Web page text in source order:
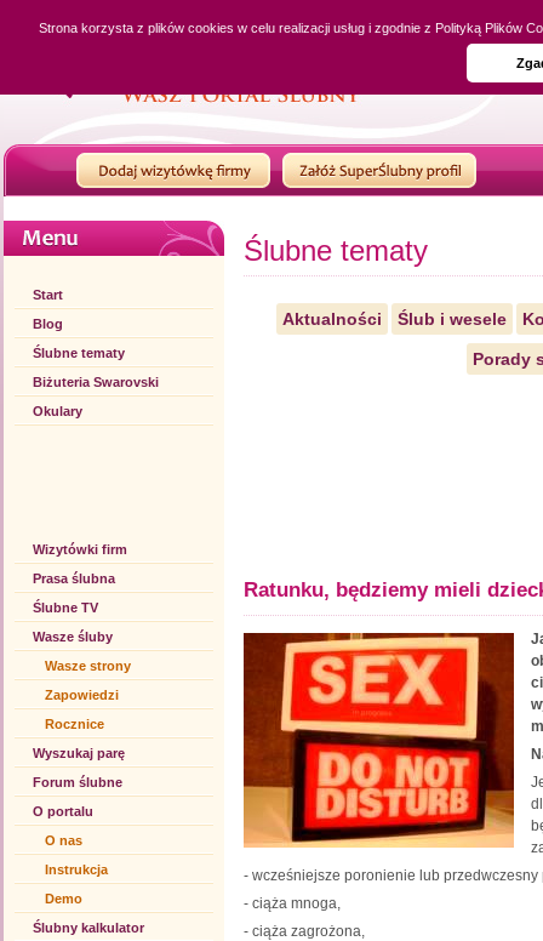
Start
Blog
Ślubne tematy
Biżuteria Swarovski
Okulary
Wizytówki firm
Prasa ślubna
Ślubne TV
Wasze śluby
Wasze strony
Zapowiedzi
Rocznice
Wyszukaj parę
Forum ślubne
O portalu
O nas
Instrukcja
Demo
Ślubny kalkulator
Ślubne tematy
Aktualności Ślub i wesele
Porady
Ratunku, będziemy mieli
- wcześniejsze poronienie lub przedwczesny
- ciąża mnoga,
- ciąża zagrożona,
Strona korzysta z plików cookies w celu realizacji usług i zgodnie z Polityką Plików